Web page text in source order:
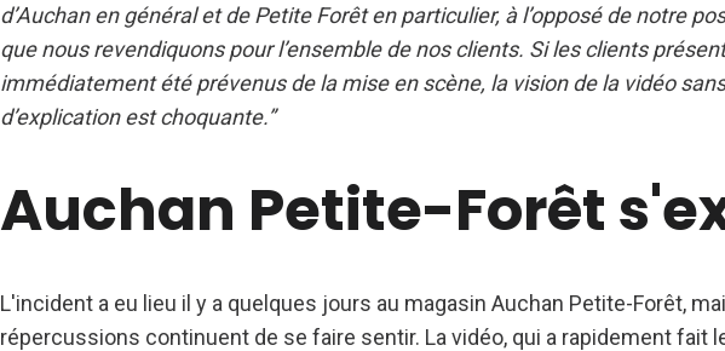
d’Auchan en général et de Petite Forêt en particulier, à l’opposé de notre
que nous revendiquons pour l’ensemble de nos clients. Si les clients
immédiatement été prévenus de la mise en scène, la vision de la vidéo
d’explication est choquante.”
Auchan Petite-Forêt
L'incident a eu lieu il y a quelques jours au magasin Auchan Petite-Forêt,
répercussions continuent de se faire sentir. La vidéo, qui a rapidement fait